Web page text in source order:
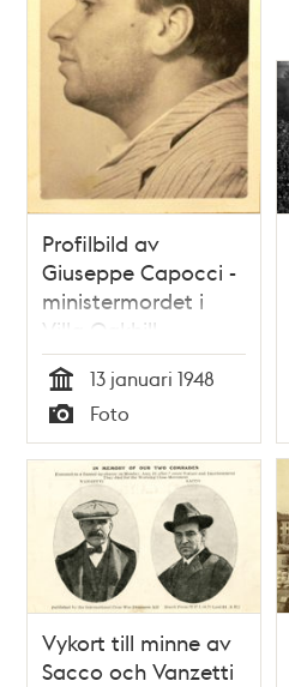
Profilbild av
Giuseppe Capocci -
ministermordet i
Villa Oakhill
Tid
13 januari 1948
Typ
Foto
Vykort till minne av
Sacco och Vanzetti